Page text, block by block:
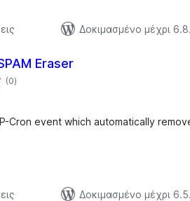
Δοκιμασμένο μέχρι
Eraser
(0αξιολογήσεις
σύνολο
)
Cron event which automatically
Δοκιμασμένο μέχρι